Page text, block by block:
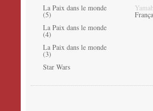
La Paix dans le monde
(5)
La Paix dans le monde
(4)
La Paix dans le monde
(3)
Star Wars